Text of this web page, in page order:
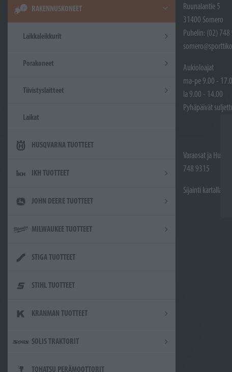
RAKENNUSKONEET
Laikkaleikkurit
Porakoneet
Tiivistyslaitteet
Laikat
HUSQVARNA TUOTTEET
IKH TUOTTEET
JOHN DEERE TUOTTEET
MILWAUKEE TUOTTEET
STIGA TUOTTEET
STIHL TUOTTEET
KRANMAN TUOTTEET
SOLIS TRAKTORIT
TOHATSU PERÄMOOTTORIT
Ruunalantie 5
31400 Somero
Puhelin: (02) 748
Aukioloajat
ma-pe 9.00 -
la 9.00 - 14.00
Pyhäpäivät
Varaosat ja
748 9315
Sijainti kartalla